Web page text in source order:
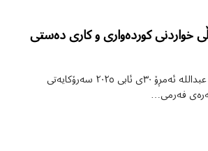
خواردنی کوردەواری و کاری دەستی
ئەربیل لایف || زێرەڤان عبداللە ئەمڕۆ ٣٠ی ئابی ٢٠٢٥ سەرۆکایەتی
فەرمی…